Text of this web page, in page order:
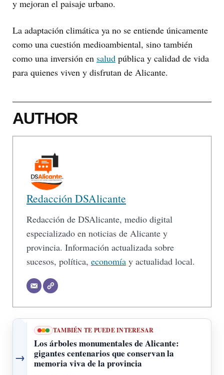
y mejoran el paisaje urbano.
La adaptación climática ya no se entiende únicamente
como una cuestión medioambiental, sino también
como una inversión en salud pública y calidad de vida
para quienes viven y disfrutan de Alicante.
AUTHOR
Redacción DSAlicante
Redacción de DSAlicante, medio digital
especializado en noticias de Alicante y
provincia. Información actualizada sobre
sucesos, política, economía y actualidad local.
→
TAMBIÉN TE PUEDE INTERESAR
Los árboles monumentales de Alicante:
gigantes centenarios que conservan la
memoria viva de la provincia